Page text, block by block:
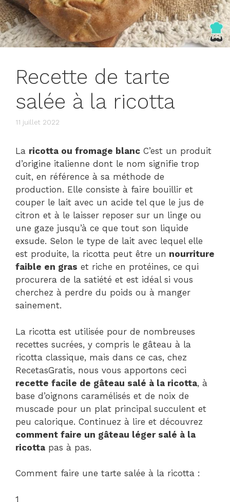
Recette de tarte
salée à la ricotta
11 juillet 2022
La ricotta ou fromage blanc C’est un produit
d’origine italienne dont le nom signifie trop
cuit, en référence à sa méthode de
production. Elle consiste à faire bouillir et
couper le lait avec un acide tel que le jus de
citron et à le laisser reposer sur un linge ou
une gaze jusqu’à ce que tout son liquide
exsude. Selon le type de lait avec lequel elle
est produite, la ricotta peut être un nourriture
faible en gras et riche en protéines, ce qui
procurera de la satiété et est idéal si vous
cherchez à perdre du poids ou à manger
sainement.
La ricotta est utilisée pour de nombreuses
recettes sucrées, y compris le gâteau à la
ricotta classique, mais dans ce cas, chez
RecetasGratis, nous vous apportons ceci
recette facile de gâteau salé à la ricotta, à
base d’oignons caramélisés et de noix de
muscade pour un plat principal succulent et
peu calorique. Continuez à lire et découvrez
comment faire un gâteau léger salé à la
ricotta pas à pas.
Comment faire une tarte salée à la ricotta :
1